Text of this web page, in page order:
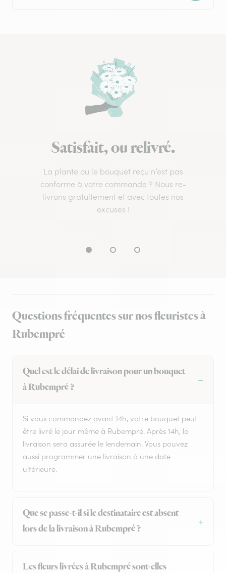
Satisfait, ou relivré.
La plante ou le bouquet reçu n’est pas
conforme à votre commande ? Nous re-
livrons gratuitement et avec toutes nos
excuses !
Questions fréquentes sur nos fleuristes à
Rubempré
Quel est le délai de livraison pour un bouquet
à Rubempré ?
Si vous commandez avant 14h, votre bouquet peut
être livré le jour même à Rubempré. Après 14h, la
livraison sera assurée le lendemain. Vous pouvez
aussi programmer une livraison à une date
ultérieure.
Que se passe-t-il si le destinataire est absent
lors de la livraison à Rubempré ?
Les fleurs livrées à Rubempré sont-elles